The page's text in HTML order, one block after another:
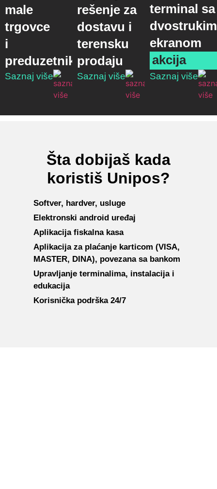
male
trgovce
i
preduzetnike
Saznaj više
rešenje za
dostavu i
terensku
prodaju
Saznaj više
terminal sa
dvostrukim
ekranom
akcija
Saznaj više
Šta dobijaš kada
koristiš Unipos?
Softver, hardver, usluge
Elektronski android uređaj
Aplikacija fiskalna kasa
Aplikacija za plaćanje karticom (VISA,
MASTER, DINA), povezana sa bankom
Upravljanje terminalima, instalacija i
edukacija
Korisnička podrška 24/7